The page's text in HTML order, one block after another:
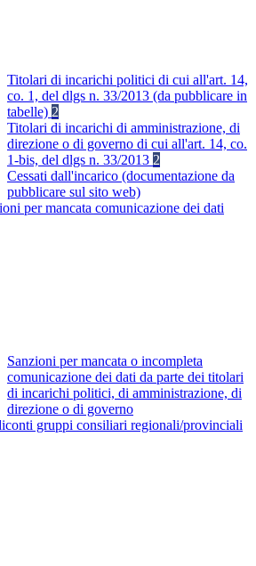
Titolari di incarichi politici di cui all'art. 14,
co. 1, del dlgs n. 33/2013 (da pubblicare in
tabelle) 2
Titolari di incarichi di amministrazione, di
direzione o di governo di cui all'art. 14, co.
1-bis, del dlgs n. 33/2013 2
Cessati dall'incarico (documentazione da
pubblicare sul sito web)
per mancata comunicazione dei dati
Sanzioni per mancata o incompleta
comunicazione dei dati da parte dei titolari
di incarichi politici, di amministrazione, di
direzione o di governo
gruppi consiliari regionali/provinciali